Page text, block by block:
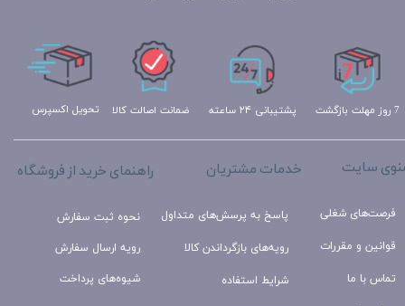
تحویل اکسپرس پشتیبانی ۲۴ ساعته 7 روز مهلت بازگشت ضمانت اصالت کالا
راهنمای خرید از فروشگاه
نحوه ثبت سفارش
رویه ارسال سفارش
شیوه‌های پرداخت
خدمات مشتریان
پاسخ به پرسش‌های متداول
رویه‌های بازگرداندن کالا
شرایط استفاده
سایت
فرصت‌های شغلی
قوانین و مقررات
تماس با ما